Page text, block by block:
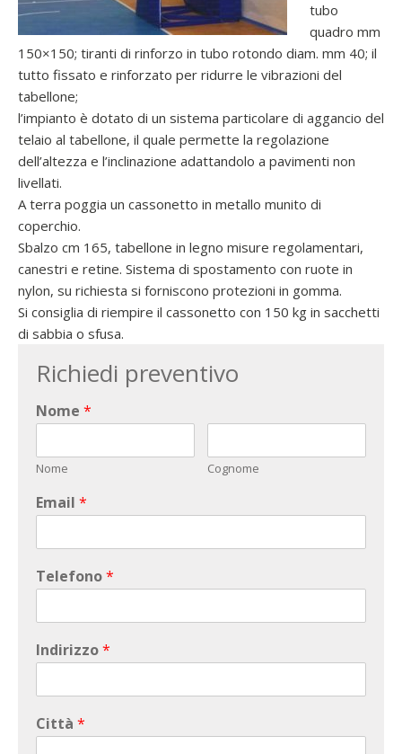
tubo
quadro mm
150×150; tiranti di rinforzo in tubo rotondo diam. mm 40; il
tutto fissato e rinforzato per ridurre le vibrazioni del
tabellone;
l’impianto è dotato di un sistema particolare di aggancio del
telaio al tabellone, il quale permette la regolazione
dell’altezza e l’inclinazione adattandolo a pavimenti non
livellati.
A terra poggia un cassonetto in metallo munito di
coperchio.
Sbalzo cm 165, tabellone in legno misure regolamentari,
canestri e retine. Sistema di spostamento con ruote in
nylon, su richiesta si forniscono protezioni in gomma.
Si consiglia di riempire il cassonetto con 150 kg in sacchetti
di sabbia o sfusa.
Richiedi preventivo
Nome *
Nome Cognome
Email *
Telefono*
Indirizzo*
Città *